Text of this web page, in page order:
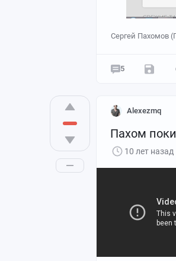
Сергей Пахомов
5
Alexezmq
Пахом
10 лет назад